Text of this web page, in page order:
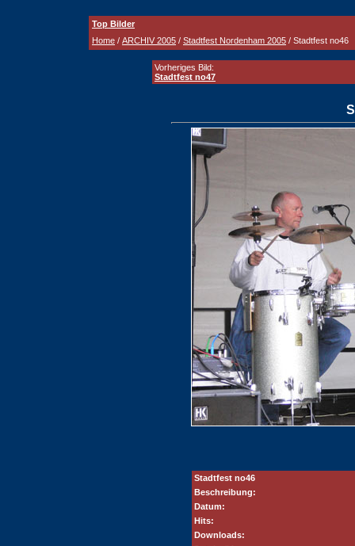
Top Bilder
Home / ARCHIV 2005 / Stadtfest Nordenham 2005 / Stadtfest no46
Vorheriges Bild:
Stadtfest no47
Stadtfest no46
Beschreibung:
Datum:
Hits:
Downloads: